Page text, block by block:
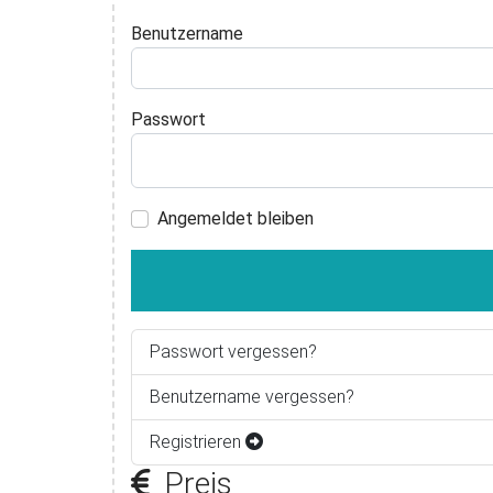
Benutzername
Passwort
Angemeldet bleiben
Passwort vergessen?
Benutzername vergessen?
Registrieren
Preis